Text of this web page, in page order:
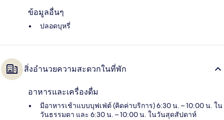
ข้อมูลอื่นๆ
ปลอดบุหรี่
สิ่งอำนวยความสะดวกในที่พัก
อาหารและเครื่องดื่ม
มีอาหารเช้าแบบบุฟเฟ่ต์ (คิดค่าบริการ) 6:30 น. – 10:00 น. ใน
วันธรรมดา และ 6:30 น. – 10:00 น. ในวันสุดสัปดาห์